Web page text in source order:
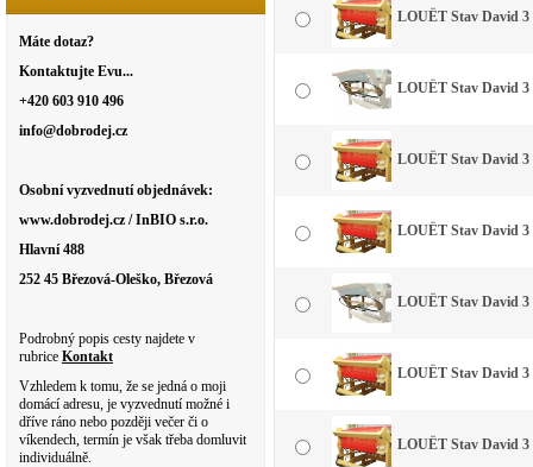
Máte dotaz?
Kontaktujte Evu...
+420 603 910 496
info@dobrodej.cz
Osobní vyzvednutí objednávek:
www.dobrodej.cz / InBIO s.r.o.
Hlavní 488
252 45 Březová-Oleško, Březová
Podrobný popis cesty najdete v
rubrice Kontakt
Vzhledem k tomu, že se jedná o moji
domácí adresu, je vyzvednutí možné i
dříve ráno nebo později večer či o
víkendech, termín je však třeba domluvit
individuálně.
LOUËT Stav David
LOUËT Stav David
LOUËT Stav David 3
LOUËT Stav David
LOUËT Stav David
LOUËT Stav David 3
LOUËT Stav David 3